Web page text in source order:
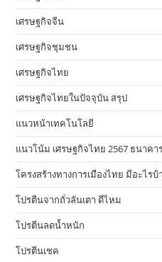
เศรษฐกิจจีน
เศรษฐกิจชุมชน
เศรษฐกิจไทย
เศรษฐกิจไทยในปัจจุบัน สรุป
แนวหน้าเทคโนโลยี
แนวโน้ม เศรษฐกิจไทย 2567 ธนาคา
โครงสร้างทางการเมืองไทย มีอะไรบ้
โปรตีนจากถั่วลันเตา ดีไหม
โปรตีนลดน้ำหนัก
โปรตีนเชค